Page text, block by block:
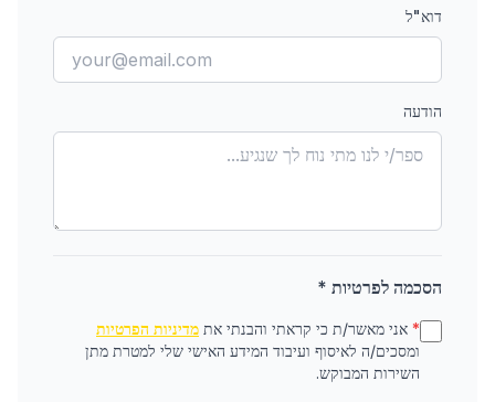
דוא"ל
הודעה
הסכמה לפרטיות *
* אני מאשר/ת כי קראתי והבנתי את מדיניות הפרטיות
ומסכים/ה לאיסוף ועיבוד המידע האישי שלי למטרת מתן
השירות המבוקש.